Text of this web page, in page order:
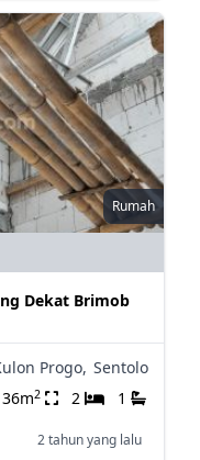
Rumah
Dekat Brimob
Progo, Sentolo
36m2 2 1
2 tahun yang lalu